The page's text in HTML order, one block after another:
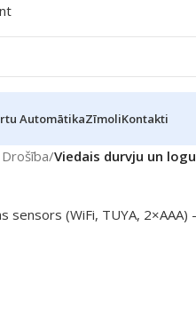
AutomātikaZīmoliKontakti
/Viedais durvju un